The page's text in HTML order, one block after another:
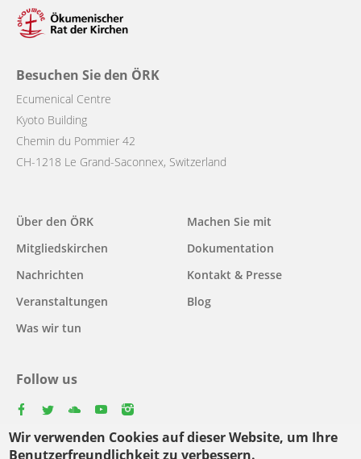
Wir verwenden Cookies auf dieser Website, um Ihre
Benutzerfreundlichkeit zu verbessern.
Besuchen Sie den ÖRK
Ecumenical Centre
Kyoto Building
Chemin du Pommier 42
CH-1218 Le Grand-Saconnex, Switzerland
Main
navigation
Über den ÖRK
Mitgliedskirchen
Nachrichten
Veranstaltungen
Was wir tun
Machen Sie mit
Dokumentation
Kontakt & Presse
Blog
Follow us
Select